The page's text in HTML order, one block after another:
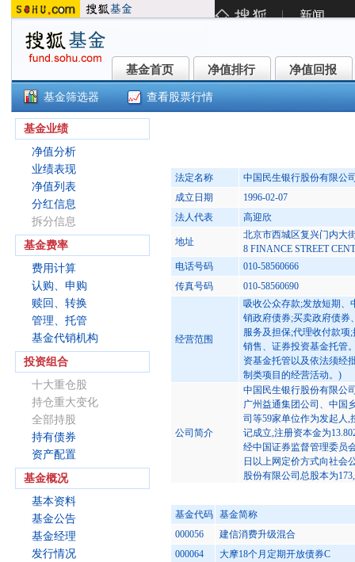
基金首页
基金首页 净值排行
净值排行 净值回报
净值回报
基金筛选器 查看股票行情
基金业绩
净值分析
业绩表现
净值列表
分红信息
拆分信息
基金费率
费用计算
认购、申购
赎回、转换
管理、托管
基金代销机构
投资组合
十大重仓股
持仓重大变化
全部持股
持有债券
资产配置
基金概况
基本资料
基金公告
基金经理
发行情况
法定名称
中国民生银行股份有限公
成立日期
1996-02-07
法人代表
高迎欣
地址
北京市西城区复兴门内大
8 FINANCE STREET
电话号码
010-58560666
传真号码
010-58560690
经营范围
吸收公众存款;发放短期、
销政府债券;买卖政府债券
服务及担保;代理收付款项
销售、证券投资基金托管
资基金托管以及依法须经
制类项目的经营活动。)
公司简介
中国民生银行股份有限公
广州益通集团公司、中国
司等59家单位作为发起人,
记成立,注册资本金为
经中国证券监督管理委员
日以上网定价方式向社会
股份有限公司总股本为
基金代码 基金简称
000056
建信消费升级混合
000064
大摩18个月定期开放债券C